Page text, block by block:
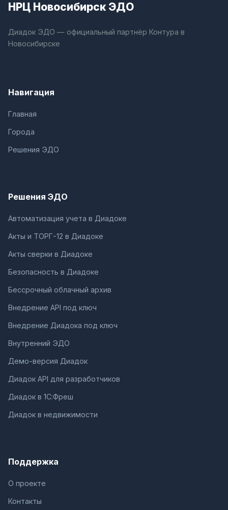
НРЦ Новосибирск ЭДО
Диадок ЭДО — официальный партнёр Контура в
Новосибирске
Навигация
Главная
Города
Решения ЭДО
Решения ЭДО
Автоматизация учета в Диадоке
Акты и ТОРГ-12 в Диадоке
Акты сверки в Диадоке
Безопасность в Диадоке
Бессрочный облачный архив
Внедрение API под ключ
Внедрение Диадока под ключ
Внутренний ЭДО
Демо-версия Диадок
Диадок API для разработчиков
Диадок в 1С:Фреш
Диадок в недвижимости
Поддержка
О проекте
Контакты